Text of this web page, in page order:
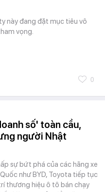
này đang đặt mục tiêu vô
vọng.
0
số' toàn cầu,
người Nhật
sự bứt phá của các hãng xe
như BYD, Toyota tiếp tục
thương hiệu ô tô bán chạy